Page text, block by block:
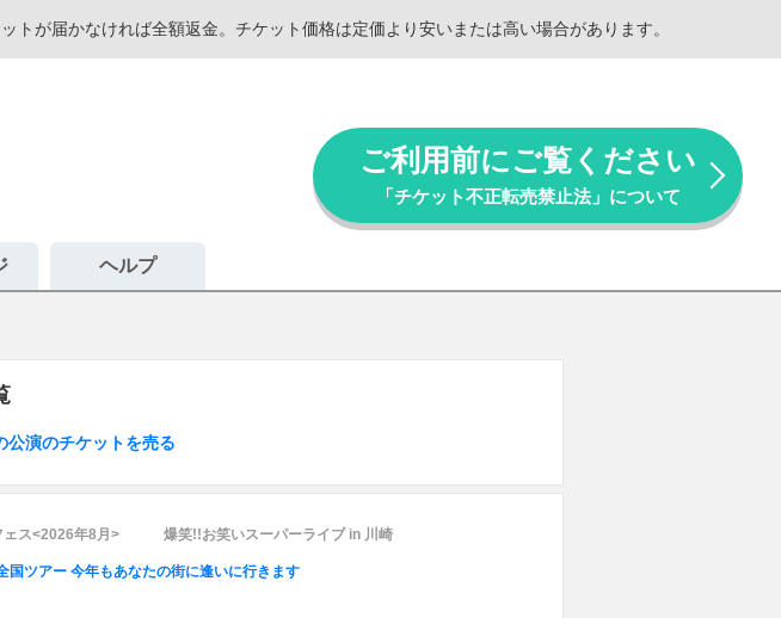
が届かなければ全額返金。チケット価格は定価より安いまたは高い場合があります。
ご利用前にご覧ください
「チケット不正転売禁止法」について
ヘルプ
公演のチケットを売る
ス<2026年8月> 爆笑!!お笑いスーパーライブ in 川崎
国ツアー 今年もあなたの街に逢いに行きます